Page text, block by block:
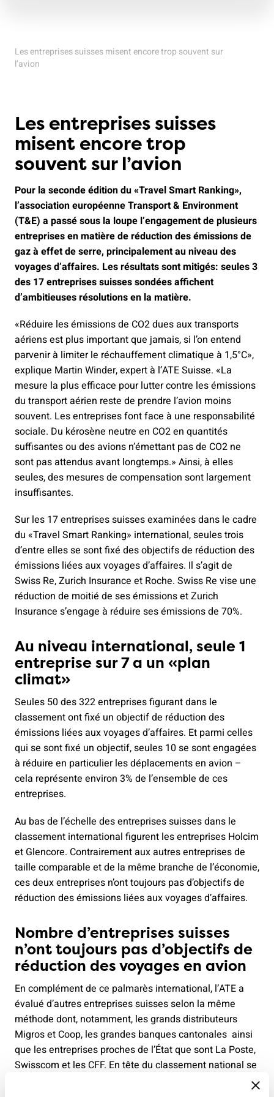
Les entreprises suisses misent encore trop souvent sur
l’avion
Les entreprises suisses
misent encore trop
souvent sur l’avion
Pour la seconde édition du «Travel Smart Ranking»,
l’association européenne Transport & Environment
(T&E) a passé sous la loupe l’engagement de plusieurs
entreprises en matière de réduction des émissions de
gaz à effet de serre, principalement au niveau des
voyages d’affaires. Les résultats sont mitigés: seules 3
des 17 entreprises suisses sondées affichent
d’ambitieuses résolutions en la matière.
«Réduire les émissions de CO2 dues aux transports
aériens est plus important que jamais, si l’on entend
parvenir à limiter le réchauffement climatique à 1,5°C»,
explique Martin Winder, expert à l’ATE Suisse. «La
mesure la plus efficace pour lutter contre les émissions
du transport aérien reste de prendre l’avion moins
souvent. Les entreprises font face à une responsabilité
sociale. Du kérosène neutre en CO2 en quantités
suffisantes ou des avions n’émettant pas de CO2 ne
sont pas attendus avant longtemps.» Ainsi, à elles
seules, des mesures de compensation sont largement
insuffisantes.
Sur les 17 entreprises suisses examinées dans le cadre
du «Travel Smart Ranking» international, seules trois
d’entre elles se sont fixé des objectifs de réduction des
émissions liées aux voyages d’affaires. Il s’agit de
Swiss Re, Zurich Insurance et Roche. Swiss Re vise une
réduction de moitié de ses émissions et Zurich
Insurance s’engage à réduire ses émissions de 70%.
Au niveau international, seule 1
entreprise sur 7 a un «plan
climat»
Seules 50 des 322 entreprises figurant dans le
classement ont fixé un objectif de réduction des
émissions liées aux voyages d’affaires. Et parmi celles
qui se sont fixé un objectif, seules 10 se sont engagées
à réduire en particulier les déplacements en avion –
cela représente environ 3% de l’ensemble de ces
entreprises.
Au bas de l’échelle des entreprises suisses dans le
classement international figurent les entreprises Holcim
et Glencore. Contrairement aux autres entreprises de
taille comparable et de la même branche de l’économie,
ces deux entreprises n’ont toujours pas d’objectifs de
réduction des émissions liées aux voyages d’affaires.
Nombre d’entreprises suisses
n’ont toujours pas d’objectifs de
réduction des voyages en avion
En complément de ce palmarès international, l’ATE a
évalué d’autres entreprises suisses selon la même
méthode dont, notamment, les grands distributeurs
Migros et Coop, les grandes banques cantonales ainsi
que les entreprises proches de l’État que sont La Poste,
Swisscom et les CFF. En tête du classement national se